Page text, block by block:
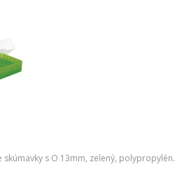
skúmavky s O 13mm, zelený, polypropylén.